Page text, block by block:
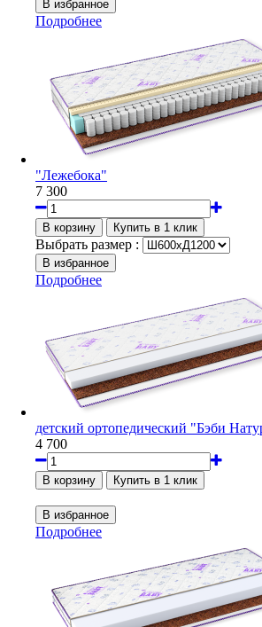
Подробнее
"Лежебока"
7 300
Выбрать размер :
Подробнее
детский ортопедический "Бэби
4 700
Подробнее